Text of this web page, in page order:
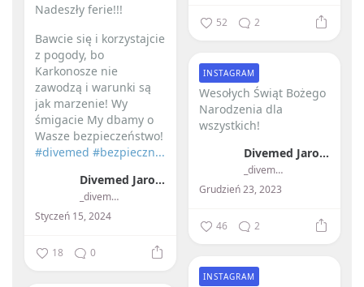
Nadeszły ferie!!! ️
Bawcie się i korzystajcie
z pogody, bo
Karkonosze nie
zawodzą i warunki są
jak marzenie!Wy
śmigacie My dbamy o
Wasze bezpieczeństwo!
#divemed #bezpieczn...
Divemed Jarosław Przybylski
_divemed_
Styczeń 15, 2024
18 0
52 2
Wesołych Świąt Bożego
Narodzenia dla
wszystkich! ️
Divemed Jarosław Przybylski
_divemed_
Grudzień 23, 2023
INSTAGRAM
46 2
INSTAGRAM